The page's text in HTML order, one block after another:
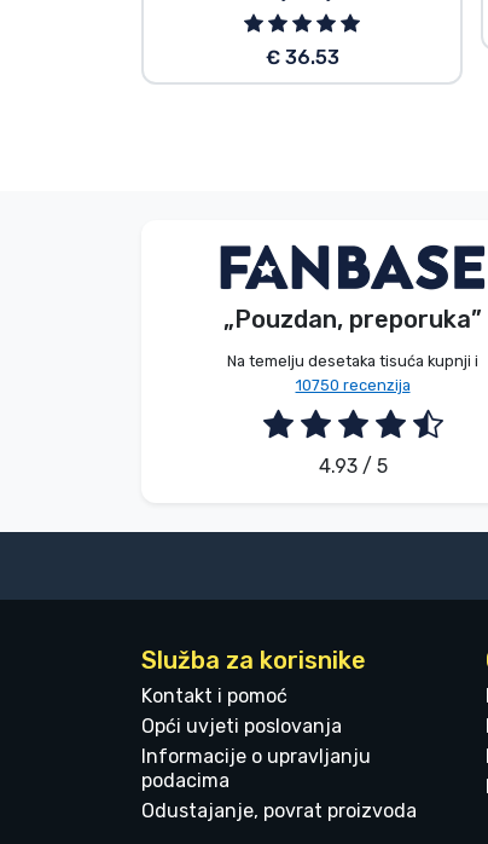
€ 36.53
„Pouzdan, preporuka”
Na temelju desetaka tisuća kupnji i
10750 recenzija
4.93 / 5
Bez imena
2026. 08. 09.
Služba za korisnike
Kontakt i pomoć
Opći uvjeti poslovanja
Informacije o upravljanju
podacima
Odustajanje, povrat proizvoda